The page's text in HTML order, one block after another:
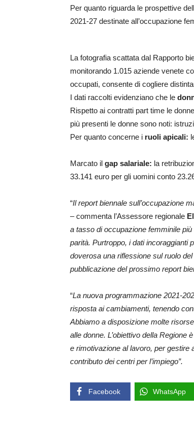
Per quanto riguarda le prospettive
2021-27 destinate all’occupazione
La fotografia scattata dal Rapporto
monitorando 1.015 aziende venete
occupati, consente di cogliere
I dati raccolti evidenziano che le
Rispetto ai contratti part time le
più presenti le donne sono noti:
Per quanto concerne i ruoli apicali:
Marcato il gap salariale: la
33.141 euro per gli uomini conto
“Il report biennale sull’occupazione
– commenta l’Assessore regionale
a tasso di occupazione femminile
parità. Purtroppo, i dati incoraggianti
doverosa una riflessione sul ruolo
pubblicazione del prossimo report
“La nuova programmazione 2021-
risposta ai cambiamenti, tenendo
Abbiamo a disposizione molte
alle donne. L’obiettivo della Regione
e rimotivazione al lavoro, per gestire
contributo dei centri per l’impiego”.
Facebook WhatsApp